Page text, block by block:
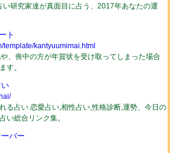
い研究家達が真面目に占う、2017年あなたの運
ト
kantyuumimai.html
、喪中の方が年賀状を受け取ってしまった場合
す。
る占い 恋愛占い,相性占い,性格診断,運勢、今日の
い総合リンク集。
バー